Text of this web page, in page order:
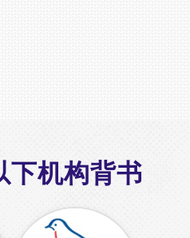
下机构背书